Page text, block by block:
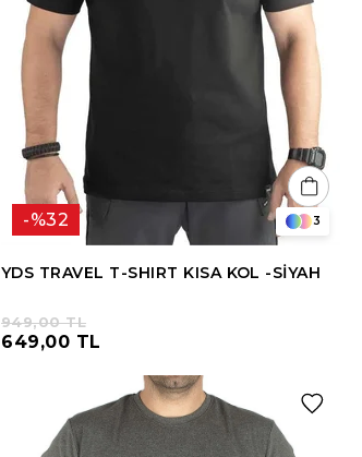
YDS TRAVEL T-SHIRT KISA KOL -SİYAH
%32
649,00 TL
949,00 TL
3